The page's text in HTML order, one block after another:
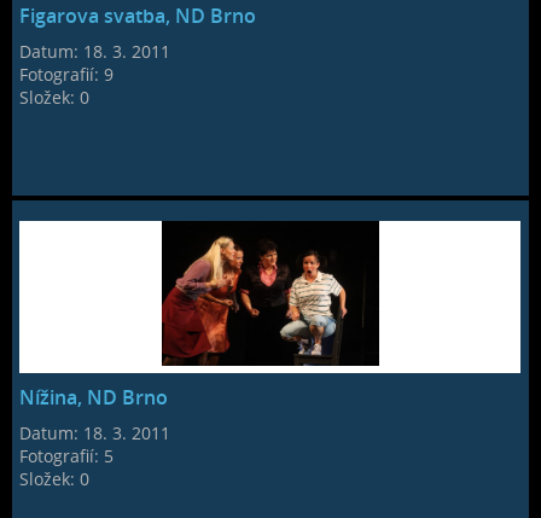
Figarova svatba, ND Brno
Datum: 18. 3. 2011
Fotografií:9
Složek:0
Nížina, ND Brno
Datum: 18. 3. 2011
Fotografií: 5
Složek:0